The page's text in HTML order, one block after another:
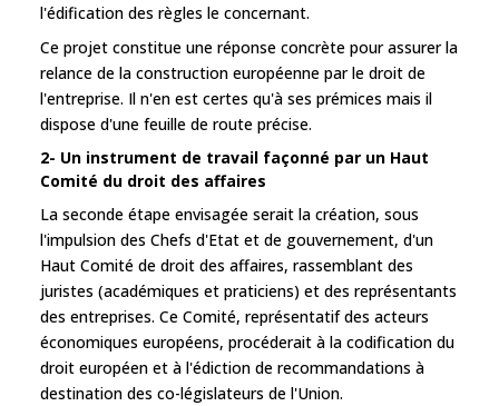
l'édification des règles le concernant.
Ce projet constitue une réponse concrète pour assurer la
relance de la construction européenne par le droit de
l'entreprise. Il n'en est certes qu'à ses prémices mais il
dispose d'une feuille de route précise.
2- Un instrument de travail façonné par un Haut
Comité du droit des affaires
La seconde étape envisagée serait la création, sous
l'impulsion des Chefs d'Etat et de gouvernement, d'un
Haut Comité de droit des affaires, rassemblant des
juristes (académiques et praticiens) et des représentants
des entreprises. Ce Comité, représentatif des acteurs
économiques européens, procéderait à la codification du
droit européen et à l'édiction de recommandations à
destination des co-législateurs de l'Union.